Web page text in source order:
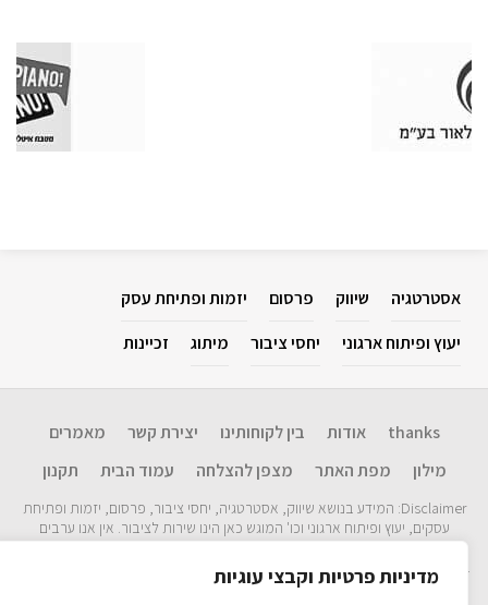
מדיניות פרטיות וקבצי עוגיות
אסטרטגיה שיווק פרסום
יזמות ופתיחת עסק
יעוץ ופיתוח ארגוני
יחסי ציבור מיתוג זכיינות
thanks אודות בין לקוחותינו יצירת קשר
מאמרים
מילון
מפת האתר מצפן להצלחה​ עמוד הבית תקנון
Disclaimer: המידע בנושא שיווק, אסטרטגיה, יחסי ציבור, פרסום, יזמות ופתיחת
עסקים, יעוץ ופיתוח ארגוני וכו' המוגש כאן הינו שירות לציבור. אין אנו ערבים
לנכונות המידע ועדכניותו ולכל תוצאה שתיגרם עקב שימוש במידע זה. אין לראות
במידע כל המלצה לביצוע פעולה. האתר כולל מידע עדכני רב. כל הזכויות שמורות
©